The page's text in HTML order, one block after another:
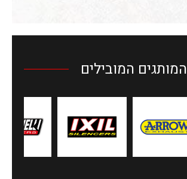
המותגים המובילים